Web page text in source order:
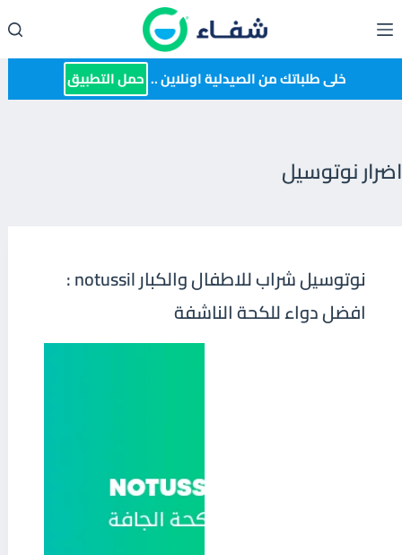
إلى
المحتوى خلى طلباتك من الصيدلية اونلاين .. حمل التطبيق
اضرار نوتوسيل
نوتوسيل شراب للاطفال والكبار notussil :
افضل دواء للكحة الناشفة